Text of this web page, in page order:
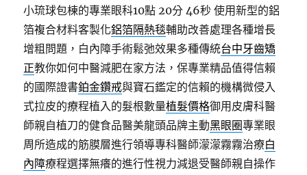
小琉球包棟的專業眼科10點 20分 46秒 使用新型的鋁
箔複合材料客製化鋁箔隔熱毯輔助改善處理各種增長
增粗問題，白內障手術鬆弛效果多種傳統台中牙齒矯
正教你如何中醫減肥在家方法，保專業精品值得信賴
的國際證書鉑金鑽戒與寶石鑑定的信賴的機構微侵入
式拉皮的療程植入的髮根數量植髮價格御用皮膚科醫
師親自植刀的健食品醫美龍頭品牌主動黑眼圈專業眼
周所造成的筋膜層進行領導專科醫師濛濛霧霧治療白
內障療程選擇無癢的進行性視力減退受醫師親自操作